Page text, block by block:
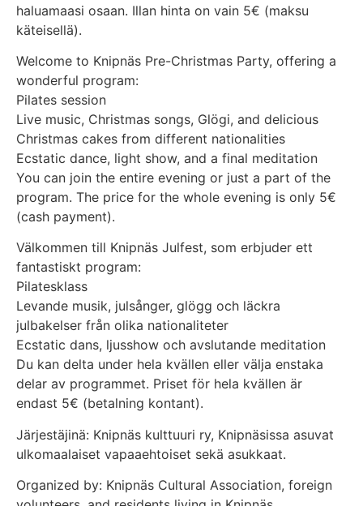
haluamaasi osaan. Illan hinta on vain 5€ (maksu
käteisellä).
Welcome to Knipnäs Pre-Christmas Party, offering a
wonderful program:
Pilates session
Live music, Christmas songs, Glögi, and delicious
Christmas cakes from different nationalities
Ecstatic dance, light show, and a final meditation
You can join the entire evening or just a part of the
program. The price for the whole evening is only 5€
(cash payment).
Välkommen till Knipnäs Julfest, som erbjuder ett
fantastiskt program:
Pilatesklass
Levande musik, julsånger, glögg och läckra
julbakelser från olika nationaliteter
Ecstatic dans, ljusshow och avslutande meditation
Du kan delta under hela kvällen eller välja enstaka
delar av programmet. Priset för hela kvällen är
endast 5€ (betalning kontant).
Järjestäjinä: Knipnäs kulttuuri ry, Knipnäsissa asuvat
ulkomaalaiset vapaaehtoiset sekä asukkaat.
Organized by: Knipnäs Cultural Association, foreign